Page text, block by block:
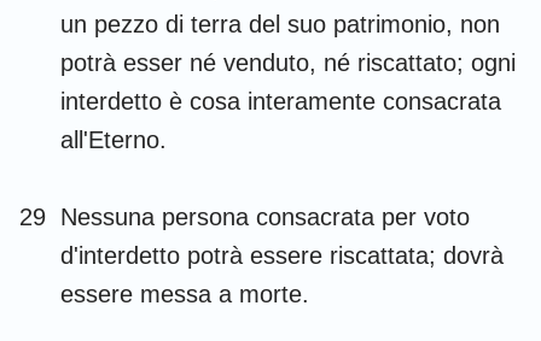
un pezzo di terra del suo patrimonio, non
potrà esser né venduto, né riscattato; ogni
interdetto è cosa interamente consacrata
all'Eterno.
29 Nessuna persona consacrata per voto
d'interdetto potrà essere riscattata; dovrà
essere messa a morte.